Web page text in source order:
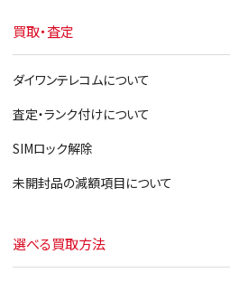
買取・査定
ダイワンテレコムについて
査定・ランク付けについて
SIMロック解除
未開封品の減額項目について
選べる買取方法